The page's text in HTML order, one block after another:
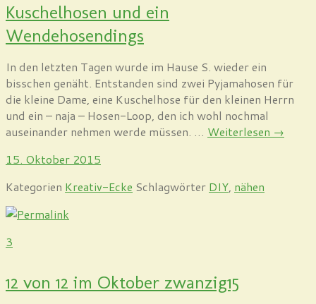
Kuschelhosen und ein
Wendehosendings
In den letzten Tagen wurde im Hause S. wieder ein
bisschen genäht. Entstanden sind zwei Pyjamahosen für
die kleine Dame, eine Kuschelhose für den kleinen Herrn
und ein – naja – Hosen-Loop, den ich wohl nochmal
auseinander nehmen werde müssen. … Weiterlesen →
15. Oktober 2015
Kategorien Kreativ-Ecke Schlagwörter DIY, nähen
3
12 von 12 im Oktober zwanzig15